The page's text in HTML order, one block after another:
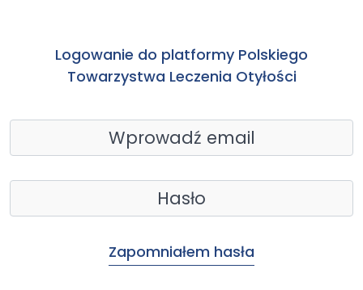
Logowanie do platformy Polskiego
Towarzystwa Leczenia Otyłości
Zapomniałem hasła